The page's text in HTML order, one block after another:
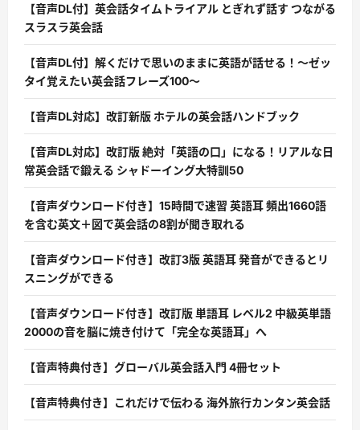
【音声DL付】英会話タイムトライアル とぎれず話す つながる
スラスラ英会話
【音声DL付】解くだけで思いのままに英語が話せる！〜ゼッ
タイ覚えたい英会話フレーズ100〜
【音声DL対応】改訂新版 ホテルの英会話ハンドブック
【音声DL対応】改訂版 絶対「英語の口」になる！リアルな日
常英会話で鍛える シャドーイング大特訓50
【音声ダウンロード付き】15時間で速習 英語耳 頻出1660語
を含む英文＋図で英会話の8割が聞き取れる
【音声ダウンロード付き】改訂3版 英語耳 発音ができるとリ
スニングができる
【音声ダウンロード付き】改訂版 単語耳 レベル2 中級英単語
2000の音を脳に焼き付けて「完全な英語耳」へ
【音声特典付き】グローバル英会話入門 4冊セット
【音声特典付き】これだけで伝わる 海外旅行カンタン英会話